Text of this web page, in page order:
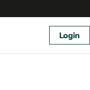
Login